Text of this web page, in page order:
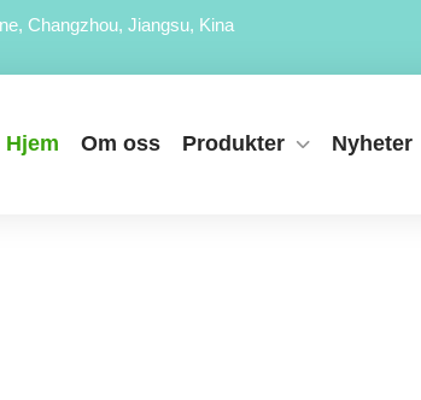
Changzhou, Jiangsu, Kina
Hjem Om oss Produkter Nyheter